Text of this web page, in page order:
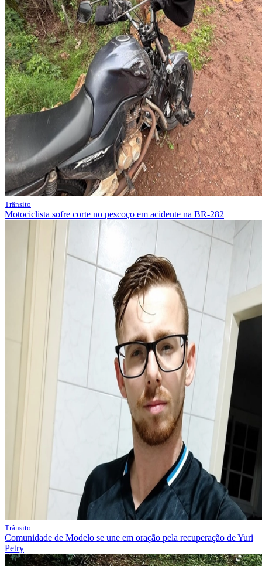
Trânsito
Motociclista sofre corte no pescoço em acidente na BR-282
Trânsito
Comunidade de Modelo se une em oração pela recuperação de Yuri
Petry